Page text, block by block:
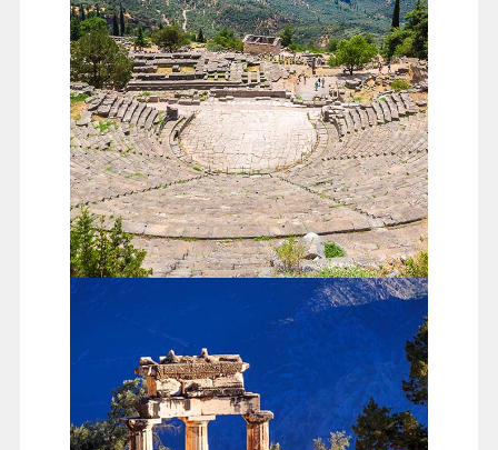
希臘神話傳說中，帕納索斯山是座聖山，這裡居住著太
陽神阿波羅與缪斯女神，阿拉霍瓦就是座落在帕納索斯
山的山嘴上，此鎮充滿寧靜與安祥仿彿遠離塵囂獨立於
世界之外。爾後來到希臘文化中心德爾菲，希臘神話